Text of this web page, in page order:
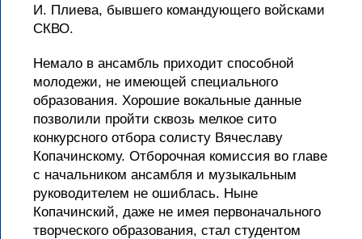
И. Плиева, бывшего командующего войсками
СКВО.
Немало в ансамбль приходит способной
молодежи, не имеющей специального
образования. Хорошие вокальные данные
позволили пройти сквозь мелкое сито
конкурсного отбора солисту Вячеславу
Копачинскому. Отборочная комиссия во главе
с начальником ансамбля и музыкальным
руководителем не ошиблась. Ныне
Копачинский, даже не имея первоначального
творческого образования, стал студентом